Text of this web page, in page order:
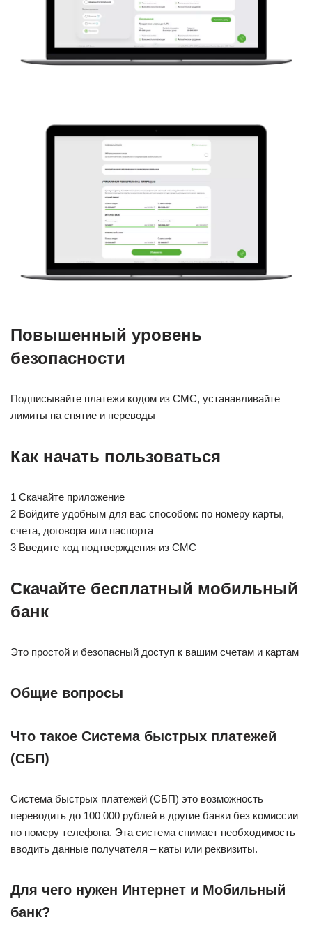
Повышенный уровень
безопасности
Подписывайте платежи кодом из СМС, устанавливайте
лимиты на снятие и переводы
Как начать пользоваться
1 Cкачайте приложение
2 Войдите удобным для вас способом: по номеру карты,
счета, договора или паспорта
3 Введите код подтверждения из СМС
Скачайте бесплатный мобильный
банк
Это простой и безопасный доступ к вашим счетам и картам
Общие вопросы
Что такое Система быстрых платежей
(СБП)
Система быстрых платежей (СБП) это возможность
переводить до 100 000 рублей в другие банки без комиссии
по номеру телефона. Эта система снимает необходимость
вводить данные получателя – каты или реквизиты.
Для чего нужен Интернет и Мобильный
банк?